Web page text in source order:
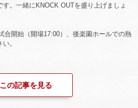
。一緒にKNOCK OUTを盛り上げましょ
合開始（開場17:00）、後楽園ホールでの熱
。
この記事を見る